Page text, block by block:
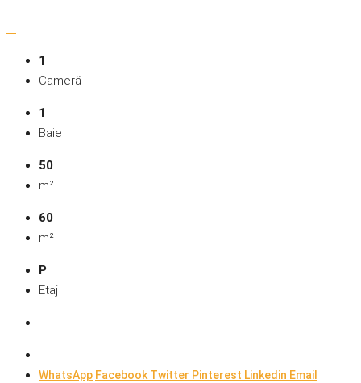
1
Cameră
1
Baie
50
m²
60
m²
P
Etaj
WhatsApp FacebookTwitter Pinterest Linkedin Email